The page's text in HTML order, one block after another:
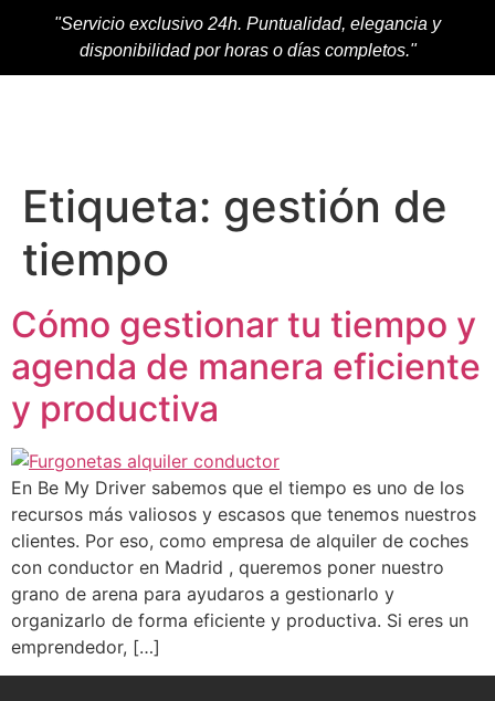
"Servicio exclusivo 24h. Puntualidad, elegancia y
disponibilidad por horas o días completos."
Etiqueta: gestión de
tiempo
Cómo gestionar tu tiempo y
agenda de manera eficiente
y productiva
En Be My Driver sabemos que el tiempo es uno de los
recursos más valiosos y escasos que tenemos nuestros
clientes. Por eso, como empresa de alquiler de coches
con conductor en Madrid , queremos poner nuestro
grano de arena para ayudaros a gestionarlo y
organizarlo de forma eficiente y productiva. Si eres un
emprendedor, […]